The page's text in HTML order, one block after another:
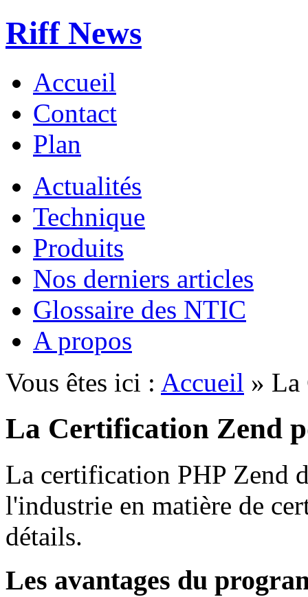
Riff News
Accueil
Contact
Plan
Actualités
Technique
Produits
Nos derniers articles
Glossaire des NTIC
A propos
Vous êtes ici : Accueil » La
La Certification Zend
La certification PHP Zend
l'industrie en matière de
détails.
Les avantages du